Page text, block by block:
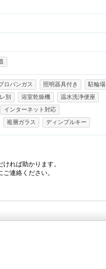
ロパンガス 照明器具付き
駐輪場
別
浴室乾燥機
温水洗浄便座
インターネット対応
複層ガラス
ディンプルキー
れば助かります。
連絡ください。